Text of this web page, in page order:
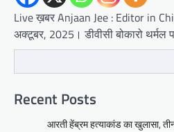
Live ख़बर Anjaan Jee : Editor in
अक्टूबर, 2025। डीवीसी बोकारो थर्मल
Recent Posts
आरती हेंब्रम हत्याकांड का खुलासा,